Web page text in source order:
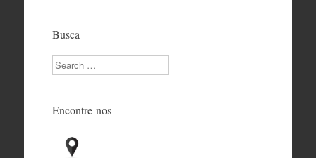
Busca
Search
Encontre-nos